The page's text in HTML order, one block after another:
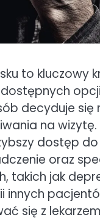
to kluczowy
decyduje się
na
dostęp
oraz
takich jak
innych
się z